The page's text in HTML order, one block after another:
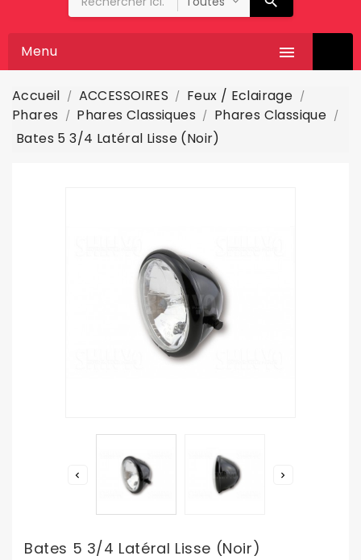

Menu
Accueil ACCESSOIRES
Feux / Eclairage
Phares
Phares Classiques
Phares Classique
Bates 5 3/4 Latéral Lisse (noir)
 
Bates 5 3/4 Latéral Lisse (noir)